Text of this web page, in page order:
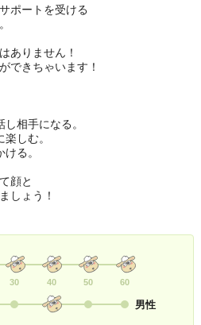
ポートを受ける
ありません！
できちゃいます！
相手になる。
しむ。
る。
顔と
しょう！
30 40 50 60
男性